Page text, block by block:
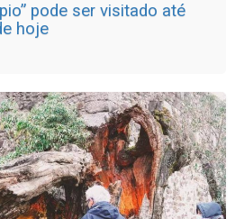
pode ser visitado até
hoje